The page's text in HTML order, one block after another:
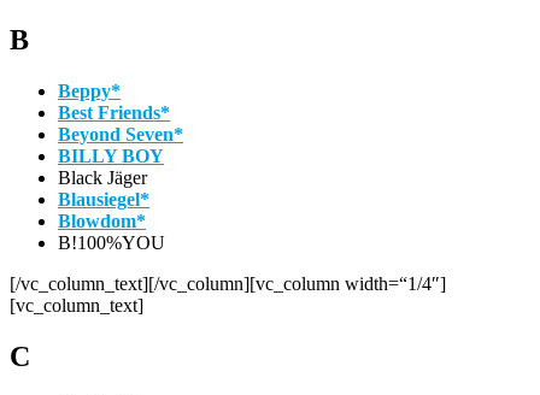
B
Beppy*
Best Friends*
Beyond Seven*
BILLY BOY
Black Jäger
Blausiegel*
Blowdom*
B!100%YOU
[/vc_column_text][/vc_column][vc_column width=“1/4″]
[vc_column_text]
C